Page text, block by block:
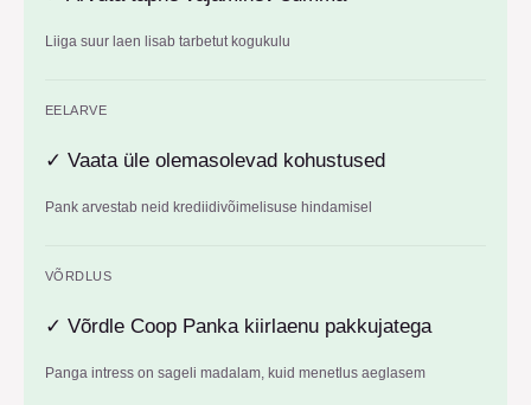
Liiga suur laen lisab tarbetut kogukulu
EELARVE
✓ Vaata üle olemasolevad kohustused
Pank arvestab neid krediidivõimelisuse hindamisel
VÕRDLUS
✓ Võrdle Coop Panka kiirlaenu pakkujatega
Panga intress on sageli madalam, kuid menetlus aeglasem